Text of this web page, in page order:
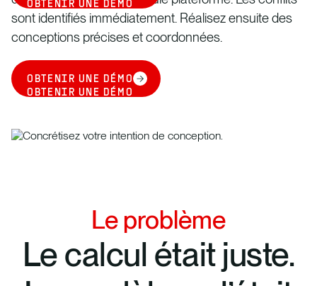
OBTENIR UNE DÉMO
sont identifiés immédiatement. Réalisez ensuite des
conceptions précises et coordonnées.
OBTENIR UNE DÉMO
OBTENIR UNE DÉMO
Le problème
Le calcul était juste.